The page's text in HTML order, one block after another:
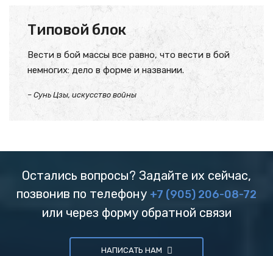
Типовой блок
Вести в бой массы все равно, что вести в бой
немногих: дело в форме и названии.
– Сунь Цзы, искусство войны
Остались вопросы? Задайте их сейчас,
позвонив по телефону +7 (905) 206-08-72
или через форму обратной связи
НАПИСАТЬ НАМ